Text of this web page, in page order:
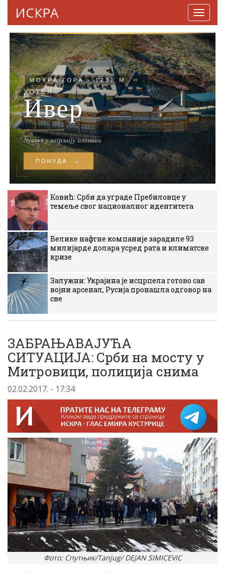
ИСКРА
Ковић: Срби да уграде Пребиловце у
темеље свог националног идентитета
Велике нафтне компаније зарадиле 93
милијарде долара усред рата и климатске
кризе
Залужни: Украјина је исцрпела готово сав
војни арсенал, Русија пронашла одговор на
све
ЗАБРАЊАВАЈУЋА
СИТУАЦИЈА: Срби на мосту у
Митровици, полиција снима
02.02.2017. - 17:34
Фото: Спутњик/Tanjug/ DEJAN SIMICEVIC